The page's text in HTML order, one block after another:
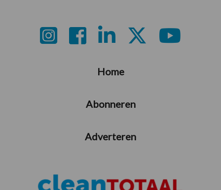
Home
Abonneren
Adverteren